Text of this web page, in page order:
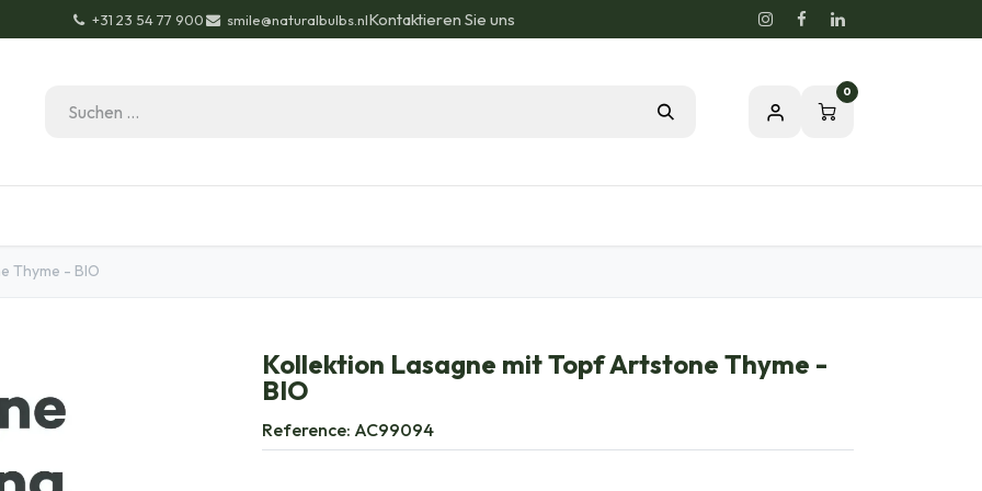
+31 23 54 77 900 smile@naturalbulbs.nlKontaktieren Sie uns
0
Thyme - BIO
Kollektion Lasagne mit Topf Artstone Thyme -
BIO
Reference: AC99094